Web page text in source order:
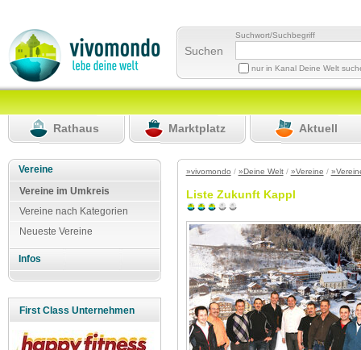
Suchen
Suchwort/Suchbegriff
nur in Kanal Deine Welt
Rathaus Marktplatz Aktuell
Vereine
Vereine im Umkreis
Vereine nach Kategorien
Neueste Vereine
Infos
First Class Unternehmen
»vivomondo / »Deine Welt/ »Vereine /
Liste Zukunft Kappl